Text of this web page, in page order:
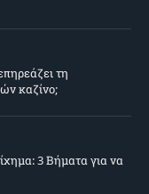
τη
καζίνο;
3 Βήματα για να